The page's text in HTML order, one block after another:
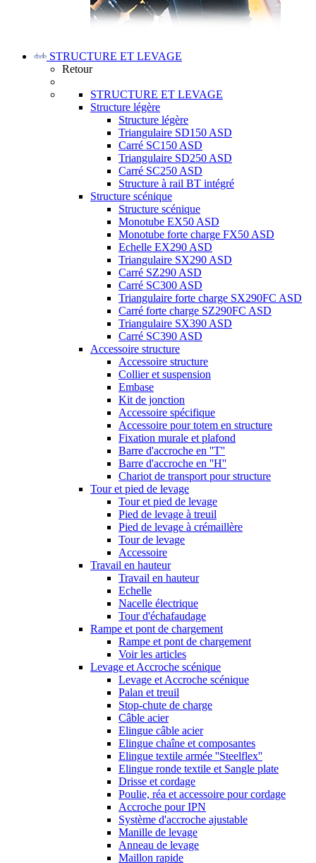
STRUCTURE ET LEVAGE
Retour
STRUCTURE ET LEVAGE
Structure légère
Structure légère
Triangulaire SD150 ASD
Carré SC150 ASD
Triangulaire SD250 ASD
Carré SC250 ASD
Structure à rail BT intégré
Structure scénique
Structure scénique
Monotube EX50 ASD
Monotube forte charge FX50 ASD
Echelle EX290 ASD
Triangulaire SX290 ASD
Carré SZ290 ASD
Carré SC300 ASD
Triangulaire forte charge SX290FC ASD
Carré forte charge SZ290FC ASD
Triangulaire SX390 ASD
Carré SC390 ASD
Accessoire structure
Accessoire structure
Collier et suspension
Embase
Kit de jonction
Accessoire spécifique
Accessoire pour totem en structure
Fixation murale et plafond
Barre d'accroche en ''T''
Barre d'accroche en ''H''
Chariot de transport pour structure
Tour et pied de levage
Tour et pied de levage
Pied de levage à treuil
Pied de levage à crémaillère
Tour de levage
Accessoire
Travail en hauteur
Travail en hauteur
Echelle
Nacelle électrique
Tour d'échafaudage
Rampe et pont de chargement
Rampe et pont de chargement
Voir les articles
Levage et Accroche scénique
Levage et Accroche scénique
Palan et treuil
Stop-chute de charge
Câble acier
Elingue câble acier
Elingue chaîne et composantes
Elingue textile armée ''Steelflex''
Elingue ronde textile et Sangle plate
Drisse et cordage
Poulie, réa et accessoire pour cordage
Accroche pour IPN
Système d'accroche ajustable
Manille de levage
Anneau de levage
Maillon rapide